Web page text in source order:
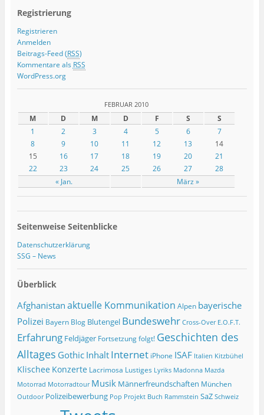
Registrierung
Registrieren
Anmelden
Beitrags-Feed (RSS)
Kommentare als RSS
WordPress.org
FEBRUAR 2010
M D M D F S S
« Jan. März »
1 2 3 4 5 6
7
8
9 10 11 12 13
14
15
16 17 18 19 20
21
22
23 24 25 26 27 28
Seitenweise Seitenblicke
Datenschutzerklärung
SSG – News
Überblick
Afghanistanaktuelle Kommunikation Alpen bayerische
Polizei Bayern Blog Blutengel Bundeswehr Cross-Over E.O.F.T.
Erfahrung Feldjäger Fortsetzung folgt! Geschichten des
Alltages Gothic Inhalt Internet iPhone ISAF Italien Kitzbühel
Klischee Konzerte Lacrimosa Lustiges Lyriks Madonna Mazda
Motorrad Motorradtour Musik Männerfreundschaften München
Outdoor Polizeibewerbung Pop Projekt Buch Rammstein SaZ Schweiz